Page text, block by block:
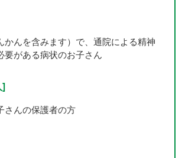
かんを含みます）で、通院による精神
要がある病状のお子さん
]
さんの保護者の方